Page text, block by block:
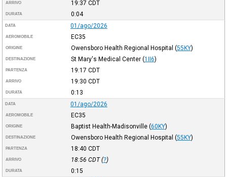
ARRIVO 19:37 CDT
DURATA 0:04
DATA 01/ago/2026
AEROMOBILE EC35
ORIGINE Owensboro Health Regional Hospital (55KY)
DESTINAZIONE St Mary's Medical Center (1II6)
PARTENZA 19:17 CDT
ARRIVO 19:30 CDT
DURATA 0:13
DATA 01/ago/2026
AEROMOBILE EC35
ORIGINE Baptist Health-Madisonville (60KY)
DESTINAZIONE Owensboro Health Regional Hospital (55KY)
PARTENZA 18:40 CDT
ARRIVO 18:56 CDT(?)
DURATA 0:15